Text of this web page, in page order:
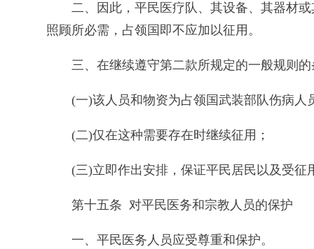
二、因此，平民医疗队、其设备、其器材
照顾所必需，占领国即不应加以征用。
三、在继续遵守第二款所规定的一般规则
(一)该人员和物资为占领国武装部队伤病
(二)仅在这种需要存在时继续征用；
(三)立即作出安排，保证平民居民以及受
第十五条 对平民医务和宗教人员的保护
一、平民医务人员应受尊重和保护。